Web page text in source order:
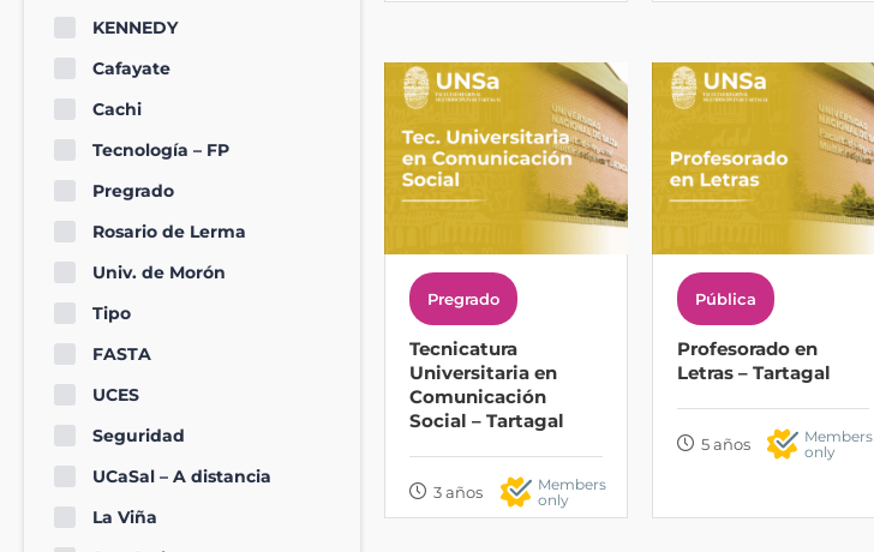
KENNEDY
Cafayate
Cachi
Tecnología – FP
Pregrado
Rosario de Lerma
Univ. de Morón
Tipo
FASTA
UCES
Seguridad
UCaSal – A distancia
La Viña
Pregrado
Tecnicatura
Universitaria en
Comunicación
Social – Tartagal
3 años
Members
only
Pública
Profesorado en
Letras – Tartagal
5 años
Members
only